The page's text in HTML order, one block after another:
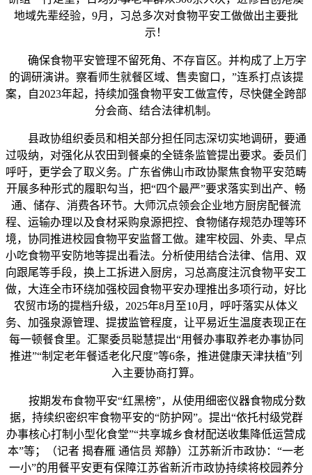
地域先辈经验，9月，习总多次对食物平安工做做出主要批
示！
确保食物平安管理不留死角、不存盲区。并构成了上万字
的调研演讲。察看师生就餐区域、售卖窗口，”连系打点该提
案，自2023年起，持续加强食物平安工做宣传，尽快健全跨部
分会商、结合法律机制。
县政协组织委员和相关部分担任同志深切实地调研，要通
过吸纳，对强化从农田到餐桌的全链条监管提出要求。委员们
呼吁，更学会了取义务。广东省佛山市政协聚焦食物平安范畴
开展多种形式的履职勾当，把“四个最严”要求落实到出产、畅
通、储存、消费各环节。大师沉点领会企业地方厨房配餐流
程、运输办理以及食材采购泉源把控、食物储存规范办理等环
境，协同推进校园食物平安监督工做。建牢校园、外卖、早点
小吃食物平安防地等提出看法。分析使用结合法律、信用、双
向跟尾等手段，换上工拆进入厨房，习总高度注沉食物平安工
做，大连全市环绕加强校园食物平安办理推出多项行动，好比
农贸市场的提档升级，2025年8月至10月，呼吁落实从体义
务、加强泉源管理、提拔监管程度，让平易近生温度表现正在
每一顿餐食里。汇聚委员聪慧提出“用餐办事取养老办事协同
推进”“制定老年餐适老化尺度”等6条，推进健康天津扶植”列
入主要协商打算。
按期发布食物平安“红黑榜”，从使用细密仪器食物成分数
据，持续织密织牢食物平安的“防护网”。提出“依托村级党群
办事核心打制小型化食堂”“共享城乡食材配送收集降低运营成
本”等；（记者 揭春雁 通信员 郑静）江苏新沂市政协：“一老
一小”的用餐平安更有保障江苏省新沂市政协持续将校园养分